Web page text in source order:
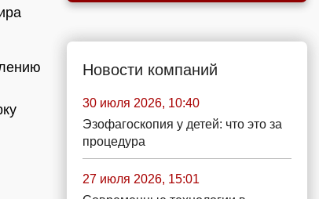
Новости компаний
30 июля 2026, 10:40
Эзофагоскопия у детей: что это за
процедура
27 июля 2026, 15:01